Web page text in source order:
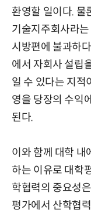
환영할 일이다. 물
기술지주회사라
시방편에 불과하
에서 자회사 설립
일 수 있다는 지적
영을 당장의 수익
된다.
이와 함께 대학 내
하는 이유로 대학
학협력의 중요성
평가에서 산학협